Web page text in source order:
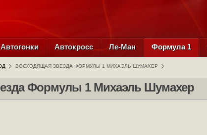
Автогонки Автокросс Ле-Ман Формула 1
ВОСХОДЯЩАЯ ЗВЕЗДА ФОРМУЛЫ 1 МИХАЭЛЬ ШУМАХЕР
Формулы 1 Михаэль Шумахер